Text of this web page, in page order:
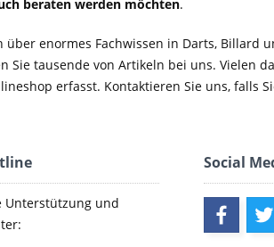
beraten werden möchten.
über enormes Fachwissen in Darts, Billard
Sie tausende von Artikeln bei uns. Vielen
erfasst. Kontaktieren Sie uns, falls
Unterstützung und
Social